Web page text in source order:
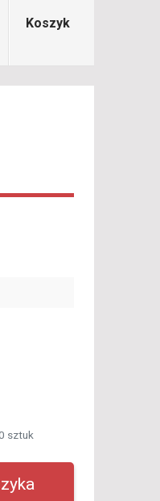
Koszyk
sztuk